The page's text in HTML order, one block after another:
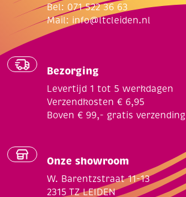
Bel: 071 522 36 63
Mail: info@ltcleiden.nl
Bezorging
Levertijd 1 tot 5 werkdagen
Verzendkosten € 6,95
Boven € 99,- gratis verzending
Onze showroom
W. Barentzstraat 11-13
2315 TZ LEIDEN